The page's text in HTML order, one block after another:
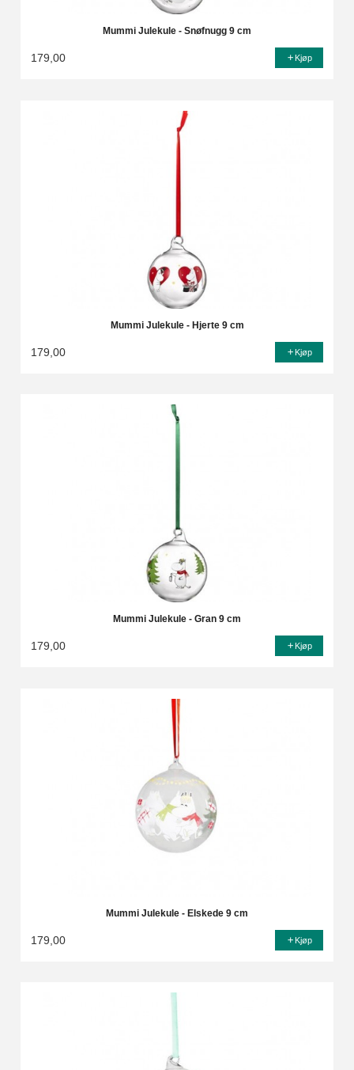
Mummi Julekule - Snøfnugg 9 cm
179,00 Kjøp
Mummi Julekule - Hjerte 9 cm
179,00 Kjøp
Mummi Julekule - Gran 9 cm
179,00 Kjøp
Mummi Julekule - Elskede 9 cm
179,00 Kjøp